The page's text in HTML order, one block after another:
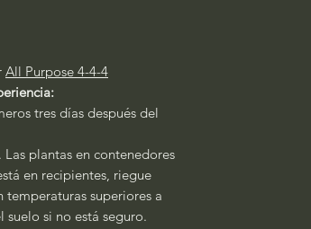
All Purpose 4-4-4
tres días después del
plantas en contenedores
en recipientes, riegue
superiores a
suelo si no está seguro.